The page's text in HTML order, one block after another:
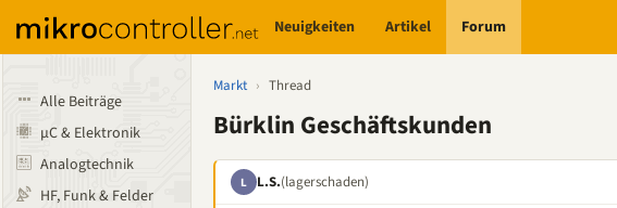
Neuigkeiten Artikel Forum
Alle Beiträge
µC & Elektronik
Analogtechnik
HF, Funk & Felder
Markt › Thread
Bürklin Geschäftskunden
L L.S.(lagerschaden)